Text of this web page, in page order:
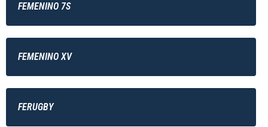
FEMENINO 7S
FEMENINO XV
FERUGBY